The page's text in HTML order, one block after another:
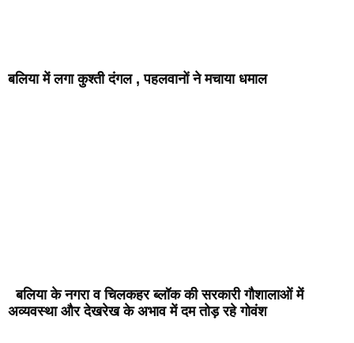
बलिया में लगा कुश्ती दंगल , पहलवानों ने मचाया धमाल
बलिया के नगरा व चिलकहर ब्लॉक की सरकारी गौशालाओं में
अव्यवस्था और देखरेख के अभाव में दम तोड़ रहे गोवंश